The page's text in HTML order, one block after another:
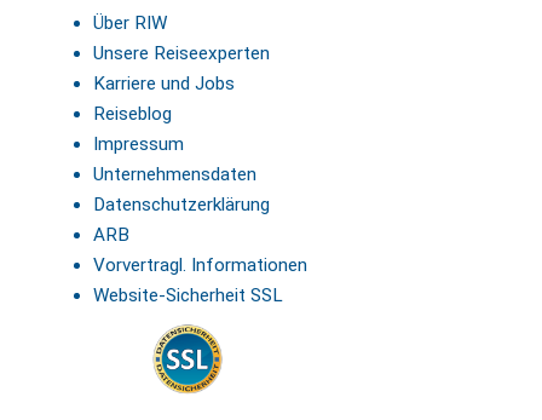
Über RIW
Unsere Reiseexperten
Karriere und Jobs
Reiseblog
Impressum
Unternehmensdaten
Datenschutzerklärung
ARB
Vorvertragl. Informationen
Website-Sicherheit SSL